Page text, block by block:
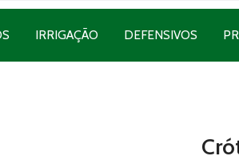
IRRIGAÇÃO DEFENSIVOS